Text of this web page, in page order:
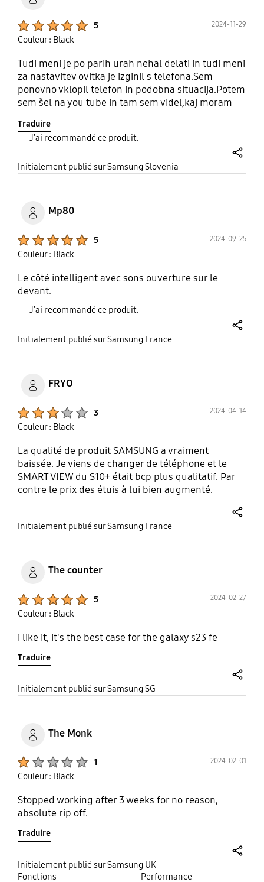
5 2024-11-29
Couleur : Black
Tudi meni je po parih urah nehal delati in tudi meni
za nastavitev ovitka je izginil s telefona.Sem
ponovno vklopil telefon in podobna situacija.Potem
sem šel na you tube in tam sem videl,kaj moram
Traduire
J'ai recommandé ce produit.
Initialement publié sur Samsung Slovenia
Mp80
5 2024-09-25
Couleur : Black
Le côté intelligent avec sons ouverture sur le
devant.
J'ai recommandé ce produit.
Initialement publié sur Samsung France
FRYO
3 2024-04-14
Couleur : Black
La qualité de produit SAMSUNG a vraiment
baissée. Je viens de changer de téléphone et le
SMART VIEW du S10+ était bcp plus qualitatif. Par
contre le prix des étuis à lui bien augmenté.
Initialement publié sur Samsung France
The counter
5 2024-02-27
Couleur : Black
i like it, it's the best case for the galaxy s23 fe
Traduire
Initialement publié sur Samsung SG
The Monk
1 2024-02-01
Couleur : Black
Stopped working after 3 weeks for no reason,
absolute rip off.
Traduire
Initialement publié sur Samsung UK
Fonctions
Performance